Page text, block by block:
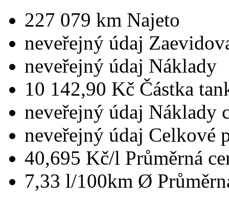
227 079 km Najeto
neveřejný údaj
neveřejný údaj Náklady
10 142,90 Kč Částka
neveřejný údaj Náklady
neveřejný údaj Celkové
40,695 Kč/l Průměrná
7,33 l/100km Ø